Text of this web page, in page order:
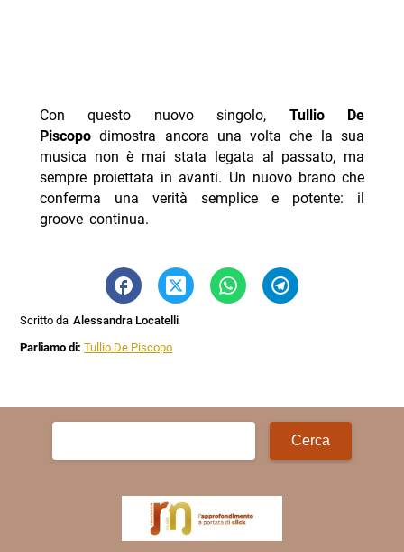
Con questo nuovo singolo, Tullio De
Piscopodimostra ancora una volta che la sua
musica non è mai stata legata al passato, ma
sempre proiettata in avanti. Un nuovo brano che
conferma una verità semplice e potente: il
groove continua.
Scritto da Alessandra Locatelli
Parliamo di:Tullio De Piscopo
Ricerca